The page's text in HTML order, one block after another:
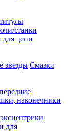
станки
цепи
звезды Смазки
наконечники
для